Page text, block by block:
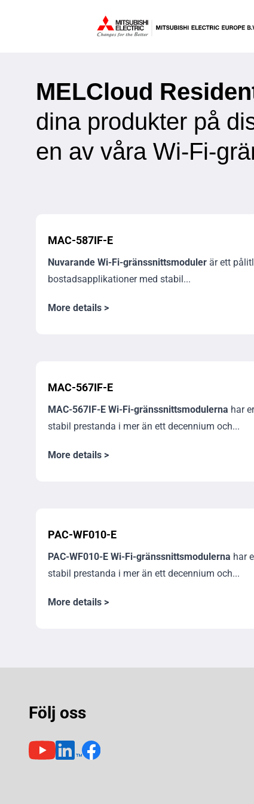
MELCloud
dina produkter på
en av våra Wi-Fi-
MAC-587IF-E
Nuvarande Wi-Fi-gränssnittsmodulerär ett
bostadsapplikationer med stabil...
More details >
MAC-567IF-E
MAC-567IF-E Wi-Fi-gränssnittsmodulerna har
stabil prestanda i mer än ett decennium och...
More details >
PAC-WF010-E
PAC-WF010-E Wi-Fi-gränssnittsmodulerna har
stabil prestanda i mer än ett decennium och...
More details >
Följ oss